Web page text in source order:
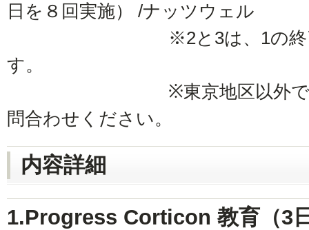
日を８回実施） /ナッツウェル
※2と3は、1の終了後2
す。
※東京地区以外でのご提
問合わせください。
内容詳細
1.Progress Corticon 教育（3